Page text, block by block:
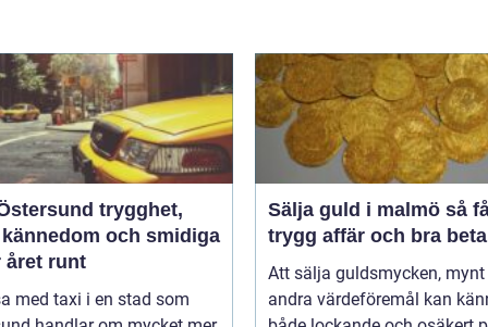
trygghet,
och smidiga
året runt
med taxi i en stad som
Sälja guld i malmö så får du
trygg affär och bra
Att sälja guldsmycken, mynt
andra värdeföremål kan